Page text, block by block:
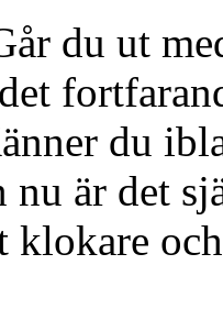
du ut
du
nu är det